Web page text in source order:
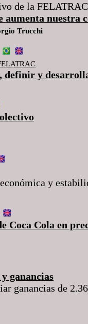
de la FELATRAC
aumenta nuestra
Trucchi
definir y
y
Coca Cola en
ganancias
ganancias de